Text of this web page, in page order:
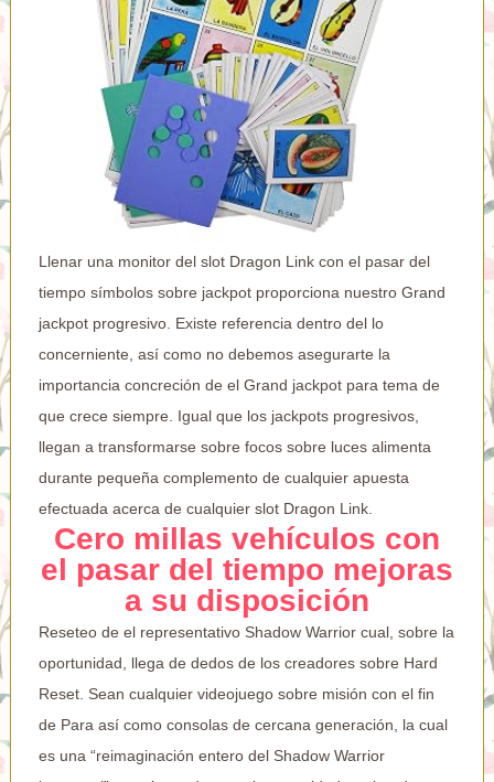
Llenar una monitor del slot Dragon Link con el pasar del
tiempo símbolos sobre jackpot proporciona nuestro Grand
jackpot progresivo. Existe referencia dentro del lo
concerniente, así­ como no debemos asegurarte la
importancia concreción de el Grand jackpot para tema de
que crece siempre. Igual que los jackpots progresivos,
llegan a transformarse sobre focos sobre luces alimenta
durante pequeña complemento de cualquier apuesta
efectuada acerca de cualquier slot Dragon Link.
Cero millas vehículos con
el pasar del tiempo mejoras
a su disposición
Reseteo de el representativo Shadow Warrior cual, sobre la
oportunidad, llega de dedos de los creadores sobre Hard
Reset. Sean cualquier videojuego sobre misión con el fin
de Para así­ como consolas de cercana generación, la cual
es una “reimaginación entero del Shadow Warrior